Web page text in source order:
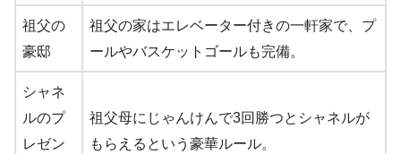
祖父の
豪邸
祖父の家はエレベーター付きの一軒家で、プ
ールやバスケットゴールも完備。
シャネ
ルのプ
レゼン
祖父母にじゃんけんで3回勝つとシャネルが
もらえるという豪華ルール。